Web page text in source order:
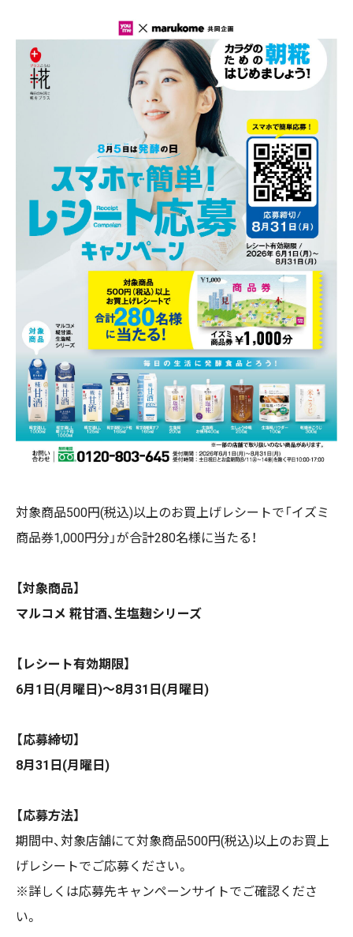
対象商品500円(税込)以上のお買上げレシートで「イズミ
商品券1,000円分」が合計280名様に当たる！
【対象商品】
マルコメ 糀甘酒、生塩麹シリーズ
【レシート有効期限】
6月1日(月曜日)～8月31日(月曜日)
【応募締切】
8月31日(月曜日)
【応募方法】
期間中、対象店舗にて対象商品500円(税込)以上のお買上
げレシートでご応募ください。
※詳しくは応募先キャンペーンサイトでご確認くださ
い。